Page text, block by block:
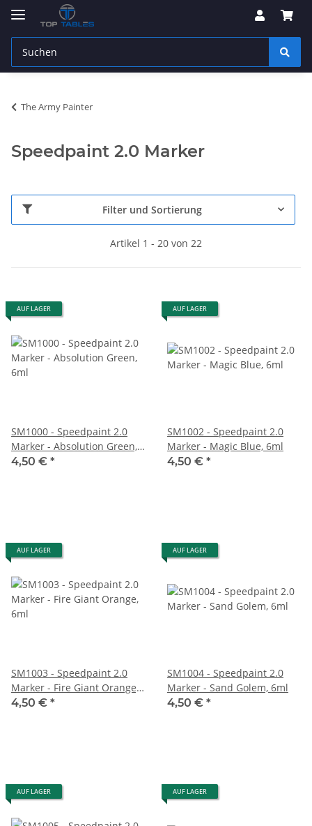
The Army Painter
Speedpaint 2.0 Marker
Filter und Sortierung
Artikel 1 - 20 von 22
AUF LAGER
SM1000 - Speedpaint 2.0
Marker - Absolution Green,
6ml
4,50 € *
AUF LAGER
SM1002 - Speedpaint 2.0
Marker - Magic Blue, 6ml
4,50 € *
AUF LAGER
SM1003 - Speedpaint 2.0
Marker - Fire Giant Orange,
6ml
4,50 € *
AUF LAGER
SM1004 - Speedpaint 2.0
Marker - Sand Golem, 6ml
4,50 € *
AUF LAGER AUF LAGER